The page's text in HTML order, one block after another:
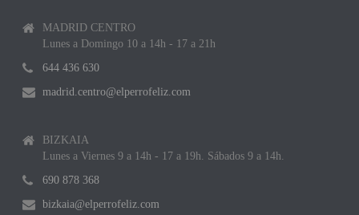
MADRID CENTRO
Lunes a Domingo 10 a 14h - 17 a 21h
644 436 630
madrid.centro@elperrofeliz.com
BIZKAIA
Lunes a Viernes 9 a 14h - 17 a 19h. Sábados 9 a 14h.
690 878 368
bizkaia@elperrofeliz.com